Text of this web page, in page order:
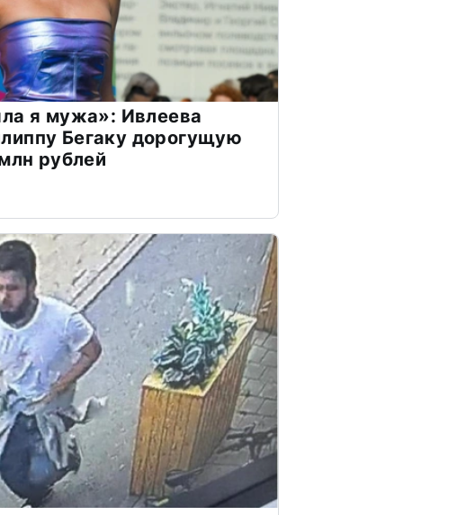
я мужа»: Ивлеева
Бегаку дорогущую
рублей